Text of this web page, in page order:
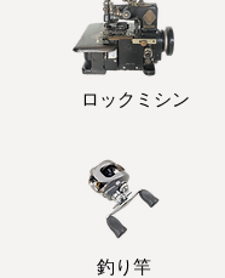
ロックミシン
釣り竿